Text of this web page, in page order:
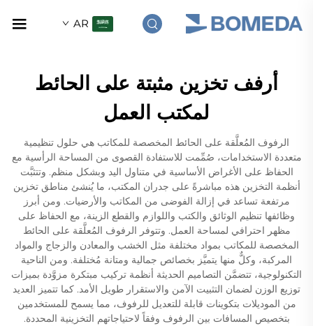
AR
أرفف تخزين مثبتة على الحائط
لمكتب العمل
الرفوف المُعلَّقة على الحائط المخصصة للمكاتب هي حلول تنظيمية
متعددة الاستخدامات، صُمِّمت للاستفادة القصوى من المساحة الرأسية مع
الحفاظ على الأغراض الأساسية في متناول اليد وبشكل منظم. وتتثبَّت
أنظمة التخزين هذه مباشرةً على جدران المكتب، ما يُنشئ مناطق تخزين
مرتفعة تساعد في إزالة الفوضى من المكاتب والأرضيات. ومن أبرز
وظائفها تنظيم الوثائق والكتب واللوازم والقطع الزينة، مع الحفاظ على
مظهر احترافي لمساحة العمل. وتتوفر الرفوف المُعلَّقة على الحائط
المخصصة للمكاتب بمواد مختلفة مثل الخشب والمعادن والزجاج والمواد
المركبة، وكلٌّ منها يتميَّز بخصائص جمالية ومتانة مُختلفة. ومن الناحية
التكنولوجية، تتضمَّن التصاميم الحديثة أنظمة تركيب مبتكرة مزوَّدة بميزات
توزيع الوزن لضمان التثبيت الآمن والاستقرار طويل الأمد. كما تتميز العديد
من الموديلات بتكوينات قابلة للتعديل للرفوف، مما يسمح للمستخدمين
بتخصيص المسافات بين الرفوف وفقاً لاحتياجاتهم التخزينية المحددة.